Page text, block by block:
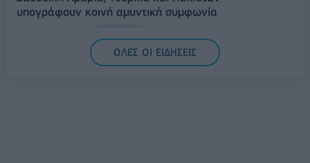
υπογράφουν κοινή αμυντική συμφωνία
ΟΛΕΣ ΟΙ ΕΙΔΗΣΕΙΣ